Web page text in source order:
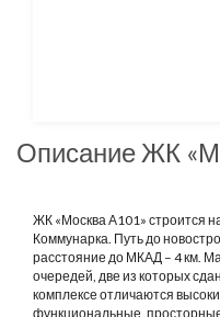
Описание ЖК
ЖК «Москва А101» строится
Коммунарка. Путь до
расстояние до МКАД – 4 км.
очередей, две из которых
комплексе отличаются
функциональные,